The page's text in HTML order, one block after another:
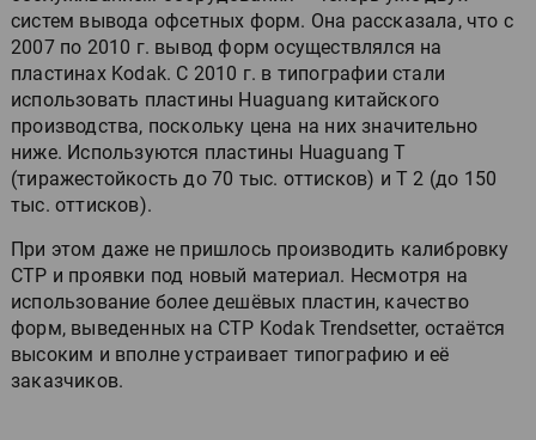
систем вывода офсетных форм. Она рассказала, что с
2007 по 2010 г. вывод форм осуществлялся на
пластинах Kodak. С 2010 г. в типографии стали
использовать пластины Huaguang китайского
производства, поскольку цена на них значительно
ниже. Используются пластины Huaguang Т
(тиражестойкость до 70 тыс. оттисков) и Т 2 (до 150
тыс. оттисков).
При этом даже не пришлось производить калибровку
СТР и проявки под новый материал. Несмотря на
использование более дешёвых пластин, качество
форм, выведенных на СТР Kodak Trendsetter, остаётся
высоким и вполне устраивает типографию и её
заказчиков.